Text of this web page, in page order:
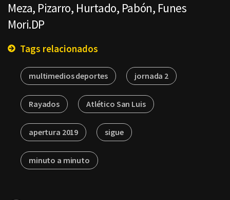
Meza, Pizarro, Hurtado, Pabón, Funes
Mori.DP
Tags relacionados
multimedios deportes jornada 2
Rayados Atlético San Luis
apertura 2019 sigue
minuto a minuto